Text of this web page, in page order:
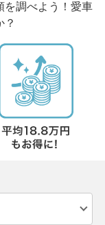
を調べよう！愛車
？